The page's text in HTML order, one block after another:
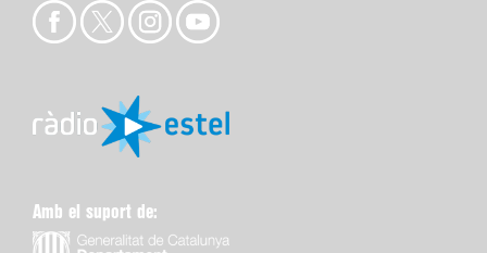
Amb el suport de: